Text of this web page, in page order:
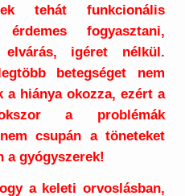
tehát funkcionális
fogyasztani,
elvárás, igéret nélkül.
betegséget nem
a hiánya okozza, ezért a
a problémák
csupán a töneteket
a gyógyszerek!
a keleti orvoslásban,